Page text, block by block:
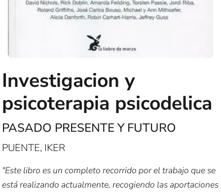
Investigacion y
psicoterapia psicodelica
PASADO PRESENTE Y FUTURO
PUENTE, IKER
"Este libro es un completo recorrido por el trabajo que se
está realizando actualmente, recogiendo las aportaciones